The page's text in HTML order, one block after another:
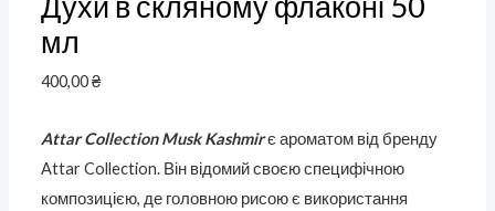
мл
400,00₴
Attar Collection Musk Kashmirє ароматом від бренду
Attar Collection. Він відомий своєю специфічною
композицією, де головною рисою є використання